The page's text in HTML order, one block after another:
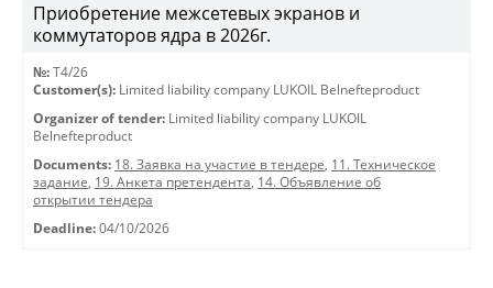
Приобретение межсетевых экранов и
коммутаторов ядра в 2026г.
№: T4/26
Customer(s): Limited liability company LUKOIL Belnefteproduct
Organizer of tender: Limited liability company LUKOIL
Belnefteproduct
Documents: 18. Заявка на участие в тендере, 11. Техническое
задание, 19. Анкета претендента, 14. Объявление об
открытии тендера
Deadline: 04/10/2026